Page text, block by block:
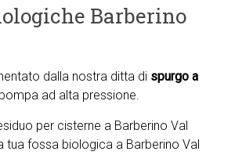
Barberino
dalla nostra ditta di spurgo a
ad alta pressione.
per cisterne a Barberino Val
tua fossa biologica a Barberino Val